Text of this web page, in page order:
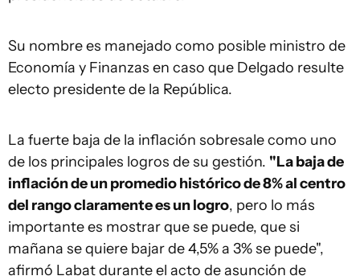
Su nombre es manejado como posible ministro de
Economía y Finanzas en caso que Delgado resulte
electo presidente de la República.
La fuerte baja de la inflación sobresale como uno
de los principales logros de su gestión. "La baja de
inflación de un promedio histórico de 8% al centro
del rango claramente es un logro, pero lo más
importante es mostrar que se puede, que si
mañana se quiere bajar de 4,5% a 3% se puede",
afirmó Labat durante el acto de asunción de